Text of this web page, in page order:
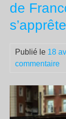
de
Publié le 18
commentaire